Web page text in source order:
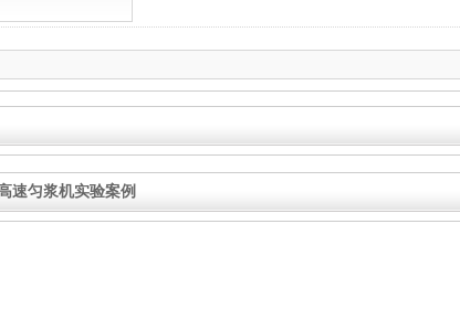
速匀浆机实验案例